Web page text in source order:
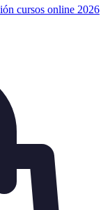
cursos online 2026